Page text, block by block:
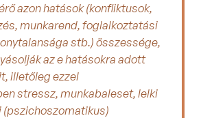
azon hatások (konfliktusok,
munkarend, foglalkoztatási
stb.) összessége,
az e hatásokra adott
illetőleg ezzel
stressz, munkabaleset, lelki
(pszichoszomatikus)